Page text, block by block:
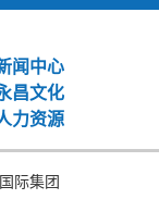
闻中心
昌文化
力资源
际集团